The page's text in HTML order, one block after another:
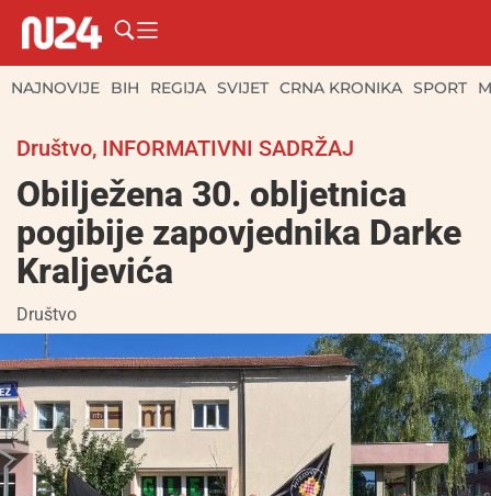
NAJNOVIJE BIH REGIJA SVIJET CRNA KRONIKA SPORT
Društvo, INFORMATIVNI SADRŽAJ
Obilježena 30. obljetnica
pogibije zapovjednika Darke
Kraljevića
Društvo